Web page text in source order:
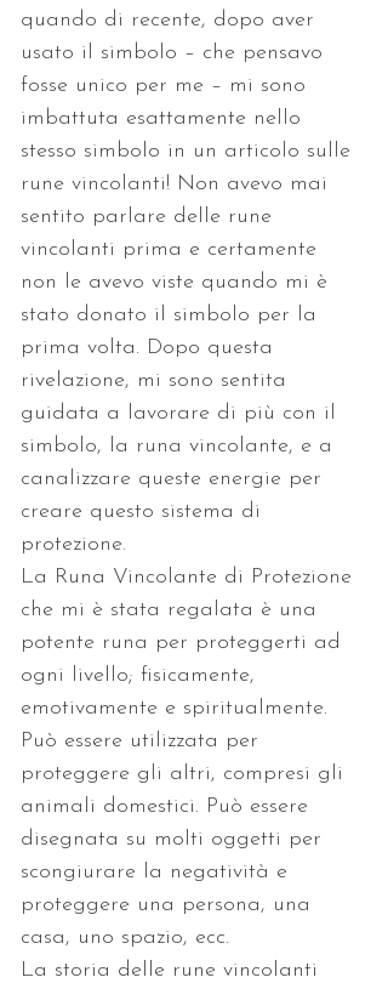
quando di recente, dopo aver
usato il simbolo – che pensavo
fosse unico per me – mi sono
imbattuta esattamente nello
stesso simbolo in un articolo sulle
rune vincolanti! Non avevo mai
sentito parlare delle rune
vincolanti prima e certamente
non le avevo viste quando mi è
stato donato il simbolo per la
prima volta. Dopo questa
rivelazione, mi sono sentita
guidata a lavorare di più con il
simbolo, la runa vincolante, e a
canalizzare queste energie per
creare questo sistema di
protezione.
La Runa Vincolante di Protezione
che mi è stata regalata è una
potente runa per proteggerti ad
ogni livello; fisicamente,
emotivamente e spiritualmente.
Può essere utilizzata per
proteggere gli altri, compresi gli
animali domestici. Può essere
disegnata su molti oggetti per
scongiurare la negatività e
proteggere una persona, una
casa, uno spazio, ecc.
La storia delle rune vincolanti